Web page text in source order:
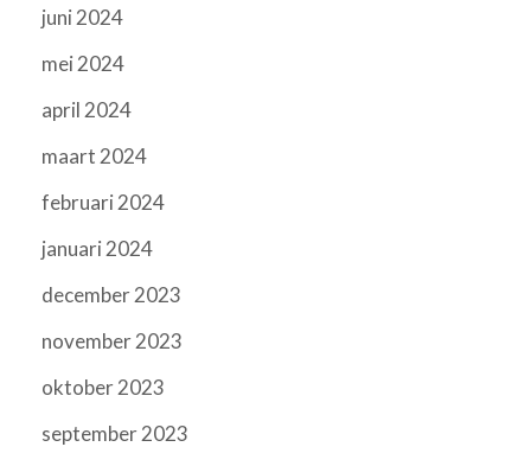
juni 2024
mei 2024
april 2024
maart 2024
februari 2024
januari 2024
december 2023
november 2023
oktober 2023
september 2023